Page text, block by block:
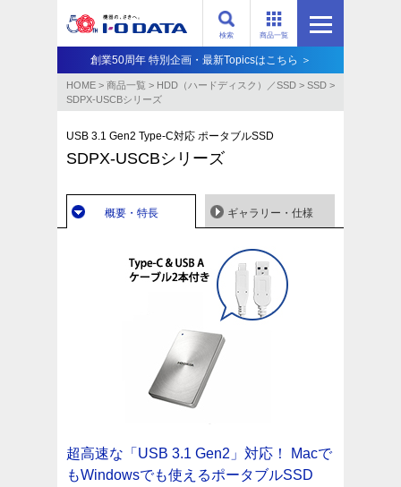
商品一覧
検索
創業50周年 特別企画・最新Topicsはこちら ＞
HOME > 商品一覧 > HDD（ハードディスク）／SSD > SSD >
SDPX-USCBシリーズ
USB 3.1 Gen2 Type-C対応 ポータブルSSD
SDPX-USCBシリーズ
概要・特長 ギャラリー・仕様
超高速な「USB 3.1 Gen2」対応！
Macで
もWindowsでも使えるポータブルSSD